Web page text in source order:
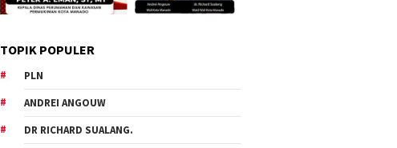
TOPIK POPULER
PLN
ANDREI ANGOUW
DR RICHARD SUALANG.